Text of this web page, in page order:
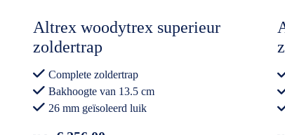
Altrex woodytrex superieur
zoldertrap
Complete zoldertrap
Bakhoogte van 13.5 cm
26 mm geïsoleerd luik